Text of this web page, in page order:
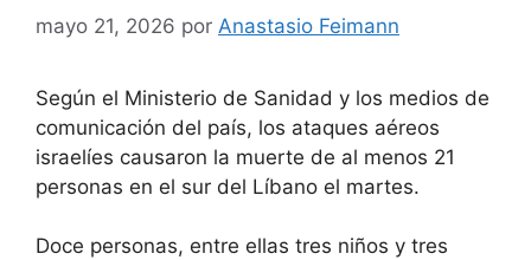
mayo 21, 2026 por Anastasio Feimann
Según el Ministerio de Sanidad y los medios de
comunicación del país, los ataques aéreos
israelíes causaron la muerte de al menos 21
personas en el sur del Líbano el martes.
Doce personas, entre ellas tres niños y tres